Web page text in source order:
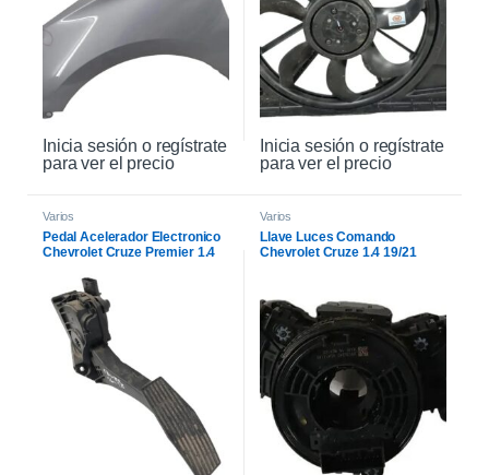
Inicia sesión o regístrate
para ver el precio
Inicia sesión o regístrate
para ver el precio
Varios
Pedal Acelerador Electronico
Chevrolet Cruze Premier 1.4
Varios
Llave Luces Comando
Chevrolet Cruze 1.4 19/21